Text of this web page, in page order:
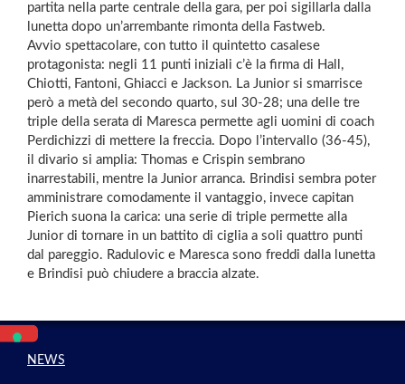
partita nella parte centrale della gara, per poi sigillarla dalla
lunetta dopo un’arrembante rimonta della Fastweb.
Avvio spettacolare, con tutto il quintetto casalese
protagonista: negli 11 punti iniziali c’è la firma di Hall,
Chiotti, Fantoni, Ghiacci e Jackson. La Junior si smarrisce
però a metà del secondo quarto, sul 30-28; una delle tre
triple della serata di Maresca permette agli uomini di coach
Perdichizzi di mettere la freccia. Dopo l’intervallo (36-45),
il divario si amplia: Thomas e Crispin sembrano
inarrestabili, mentre la Junior arranca. Brindisi sembra poter
amministrare comodamente il vantaggio, invece capitan
Pierich suona la carica: una serie di triple permette alla
Junior di tornare in un battito di ciglia a soli quattro punti
dal pareggio. Radulovic e Maresca sono freddi dalla lunetta
e Brindisi può chiudere a braccia alzate.
NEWS